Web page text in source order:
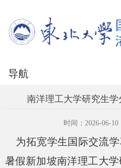
导航
南洋理工大学研究生
时间：2026-06-10
为拓宽学生国际交流学
暑假新加坡南洋理工大